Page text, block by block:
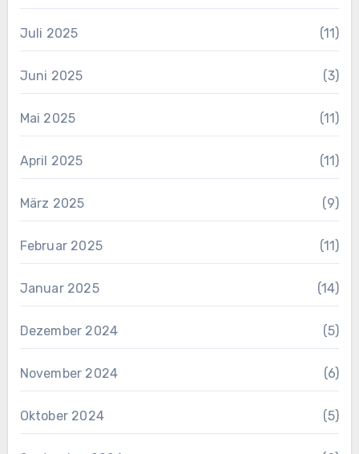
Juli 2025 (11)
Juni 2025 (3)
Mai 2025 (11)
April 2025 (11)
März 2025 (9)
Februar 2025 (11)
Januar 2025 (14)
Dezember 2024 (5)
November 2024 (6)
Oktober 2024 (5)